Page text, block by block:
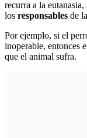
recurra a la eutanasia,
los responsables de
Por ejemplo, si el
inoperable, entonces
que el animal sufra.